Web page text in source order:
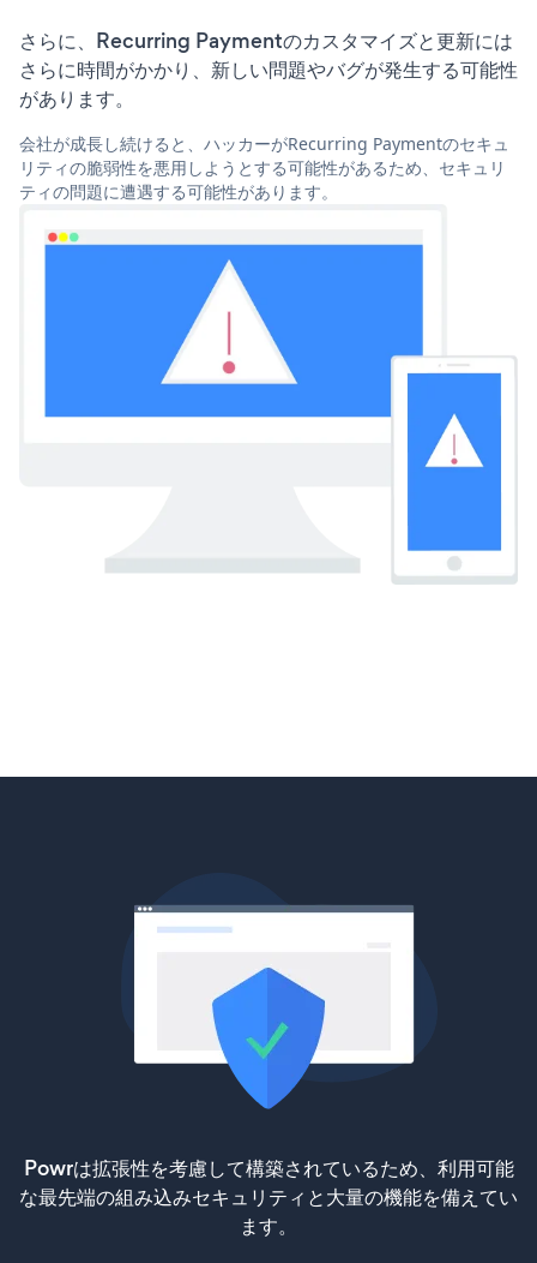
さらに、Recurring Paymentのカスタマイズと更新には
さらに時間がかかり、新しい問題やバグが発生する可能性
があります。
会社が成長し続けると、ハッカーがRecurring Paymentのセキュ
リティの脆弱性を悪用しようとする可能性があるため、セキュリ
ティの問題に遭遇する可能性があります。
Powrは拡張性を考慮して構築されているため、利用可能
な最先端の組み込みセキュリティと大量の機能を備えてい
ます。